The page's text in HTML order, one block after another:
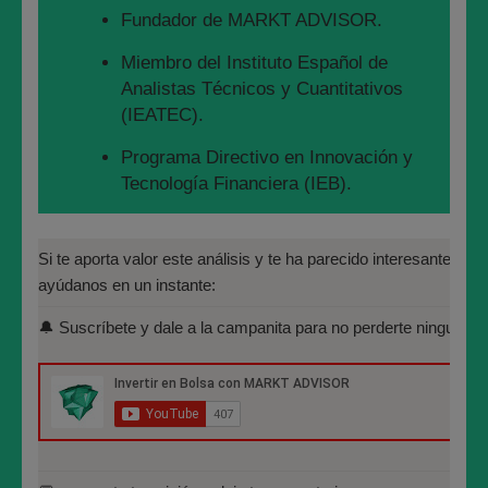
Banco Santander en abierto y buscaremos otras
estrategias en otros activos.
Mucha suerte en la operativa !! Y Feliz Puente !!!
#bancosantander
Fundador de MARKT ADVISOR.
Miembro del Instituto Español de
Analistas Técnicos y Cuantitativos
(IEATEC).
Programa Directivo en Innovación y
Tecnología Financiera (IEB).
Financieros (IEB): Autorizado por la
CNMV para el asesoramiento financiero
https://www.cnmv.es/portal/Titulos-
Especialista en Análisis Técnico y
Cuantitativo (IEB).
Si te aporta valor este análisis y te ha parecido interesante, por
ayúdanos en un instante:
🔔 Suscríbete y dale a la campanita para no perderte ninguno